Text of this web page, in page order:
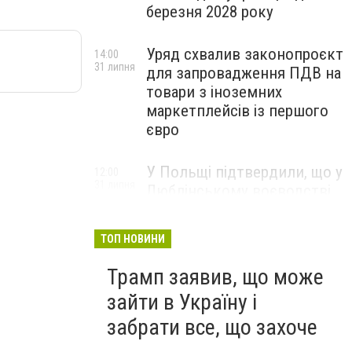
березня 2028 року
Уряд схвалив законопроєкт
для запровадження ПДВ на
товари з іноземних
маркетплейсів із першого
євро
14:00
31 липня
У Польщі підтвердили, що у
ТОП НОВИНИ
Трамп заявив, що може
зайти в Україну і
забрати все, що захоче